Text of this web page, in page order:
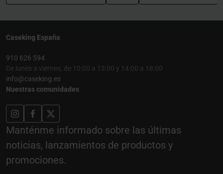
Caseking España
910 626 594
De lunes a viernes, de 10:00 a 13:00 y 14:00 a 18:00
info@caseking.es
Nuestras comunidades
Manténme informado sobre las últimas
noticias, lanzamientos de productos y
promociones.